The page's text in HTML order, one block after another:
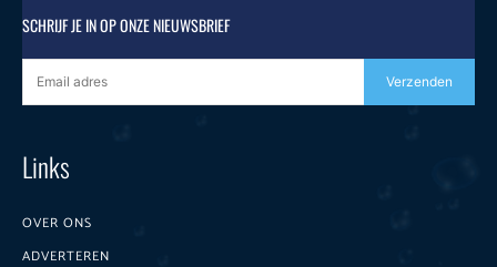
SCHRIJF JE IN OP ONZE NIEUWSBRIEF
Verzenden
Links
OVER ONS
ADVERTEREN